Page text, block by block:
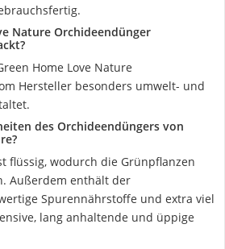
Nature Orchideendünger
Home Love Nature
Hersteller besonders umwelt- und
des Orchideendüngers von
flüssig, wodurch die Grünpflanzen
Außerdem enthält der
Spurennährstoffe und extra viel
lang anhaltende und üppige